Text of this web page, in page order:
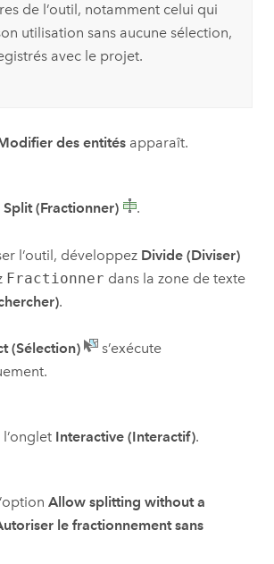
de l’outil, notamment celui qui
utilisation sans aucune sélection,
avec le projet.
des entitésapparaît.
Split (Fractionner) .
l’outil, développez Divide (Diviser)
Fractionner dans la zone de texte
.
(Sélection)
s’exécute
Interactive (Interactif).
Allow splitting without a
le fractionnement sans